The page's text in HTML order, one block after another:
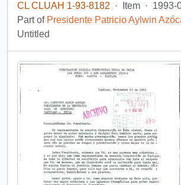
CL CLUAH 1-93-8182
· Item · 1993-
Part of Presidente Patricio Aylwin
Untitled